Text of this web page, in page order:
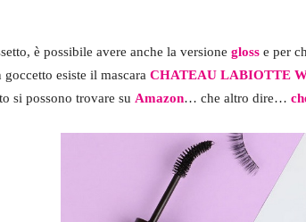
è possibile avere anche la versione gloss e per
esiste il mascara CHATEAU LABIOTTE
si possono trovare su Amazon… che altro dire…